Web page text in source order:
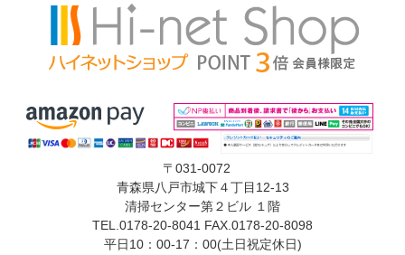
〒031-0072
青森県八戸市城下４丁目12-13
清掃センター第２ビル １階
TEL.0178-20-8041 FAX.0178-20-8098
平日10：00-17：00(土日祝定休日)